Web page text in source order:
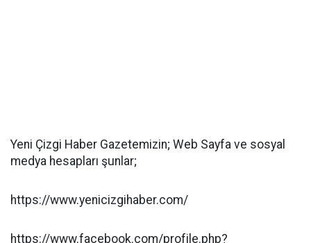
Yeni Çizgi Haber Gazetemizin; Web Sayfa ve sosyal
medya hesapları şunlar;
https://www.yenicizgihaber.com/
https://www.facebook.com/profile.php?